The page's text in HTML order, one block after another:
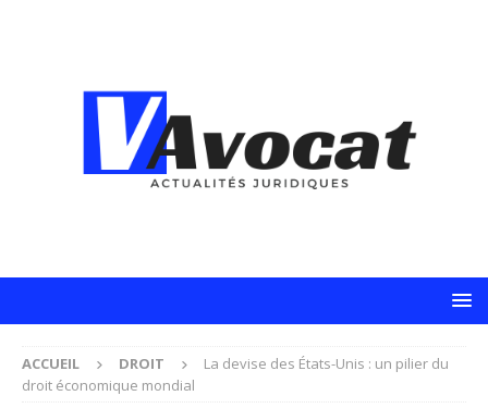
ACCUEIL DROIT
La devise des États-Unis : un pilier du
droit économique mondial